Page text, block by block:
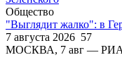
Общество
"Выглядит жалко": в
7 августа 2026 57
МОСКВА, 7 авг — РИА